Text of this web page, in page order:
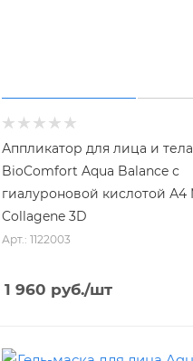
Аппликатор для лица и тела
BioComfort Aqua Balance с
гиалуроновой кислотой А4 Medical
Collagene 3D
Арт.: 1122003
1 960 руб./шт